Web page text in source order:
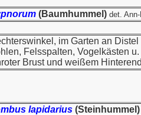
(Baumhummel) det.
im Garten an Distel
Felsspalten, Vogelkästen
Brust und weißem
lapidarius